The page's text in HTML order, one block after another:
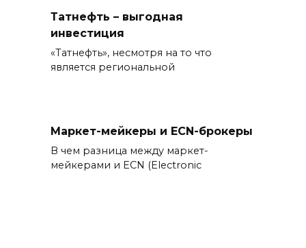
Татнефть – выгодная
инвестиция
«Татнефть», несмотря на то что
является региональной
Маркет-мейкеры и ECN-брокеры
В чем разница между маркет-
мейкерами и ECN (Electronic